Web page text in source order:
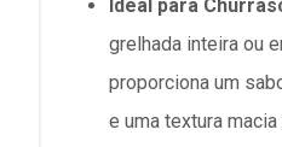
Ideal para
grelhada inteira ou
proporciona um
e uma textura